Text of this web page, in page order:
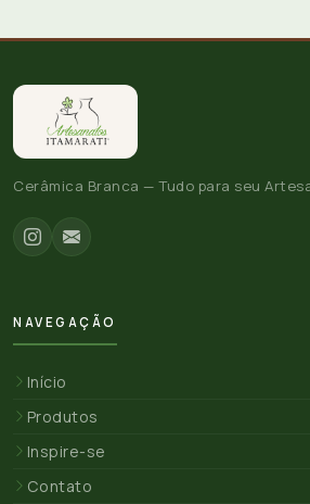
Cerâmica Branca — Tudo para seu
NAVEGAÇÃO
Início
Produtos
Inspire-se
Contato